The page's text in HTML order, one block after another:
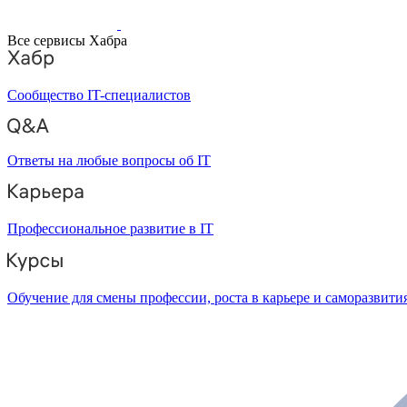
Все сервисы Хабра
Сообщество IT-специалистов
Ответы на любые вопросы об IT
Профессиональное развитие в IT
Обучение для смены профессии, роста в карьере и